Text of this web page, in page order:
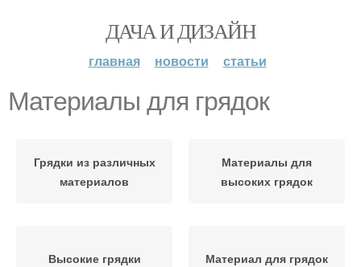
ДАЧА И ДИЗАЙН
главная новости статьи
Материалы для грядок
Грядки из различных
материалов
Материалы для
высоких грядок
Высокие грядки Материал для грядок